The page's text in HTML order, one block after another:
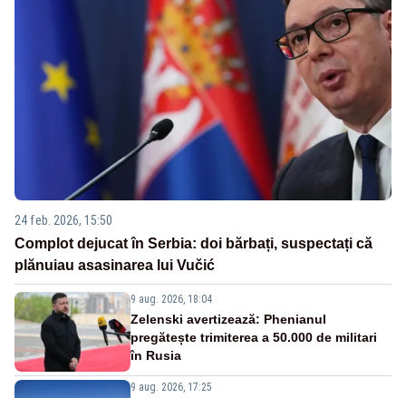
24 feb. 2026, 15:50
Complot dejucat în Serbia: doi bărbați, suspectați că
plănuiau asasinarea lui Vučić
9 aug. 2026, 18:04
Zelenski avertizează: Phenianul
pregătește trimiterea a 50.000 de militari
în Rusia
9 aug. 2026, 17:25